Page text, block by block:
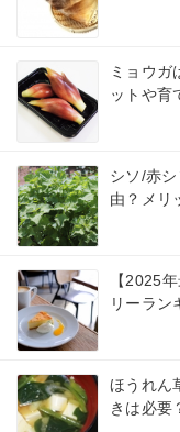
ミョウガ
ットや育
シソ/赤
由？メリ
【2025
リーラン
ほうれん
きは必要